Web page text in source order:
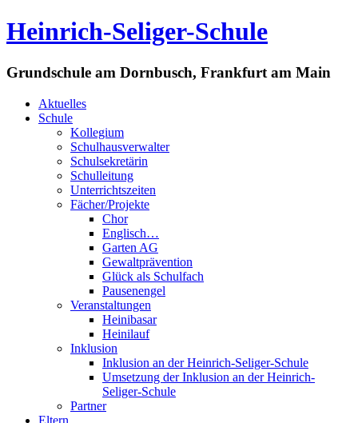
Heinrich-Seliger-Schule
Grundschule am Dornbusch, Frankfurt am Main
Aktuelles
Schule
Kollegium
Schulhausverwalter
Schulsekretärin
Schulleitung
Unterrichtszeiten
Fächer/Projekte
Chor
Englisch…
Garten AG
Gewaltprävention
Glück als Schulfach
Pausenengel
Veranstaltungen
Heinibasar
Heinilauf
Inklusion
Inklusion an der Heinrich-Seliger-Schule
Umsetzung der Inklusion an der Heinrich-
Seliger-Schule
Partner
Eltern